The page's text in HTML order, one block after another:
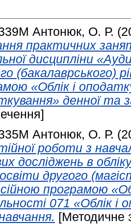
Антонюк, О. Р.
практичних
дисципліни
(бакалаврського)
«Облік і
денної та
Антонюк, О. Р.
роботи з
досліджень в
другого
програмою
071 «Облік і
[Методичне